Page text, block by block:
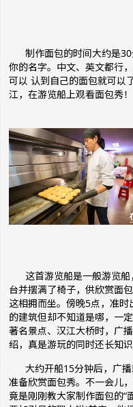
制作面包的时间大约是30
你的名字。中文、英文都行
可以 认到自己的面包就可以
江，在游览船上观看面包秀！
这首游览船是一般游览船
台并摆满了椅子，供欣赏面
这相拥而坐。傍晚5点，准
的建筑但却不知道是哪，一
著名景点、汉江大桥时，广
绍，真是游玩的同时还长知识
大约开船15分钟后，广播
准备欣赏面包秀。不一会儿
竟是刚刚教大家制作面包的“